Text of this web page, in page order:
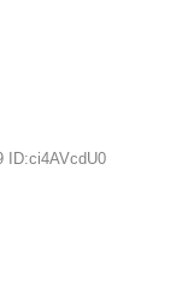
ID:ci4AVcdU0